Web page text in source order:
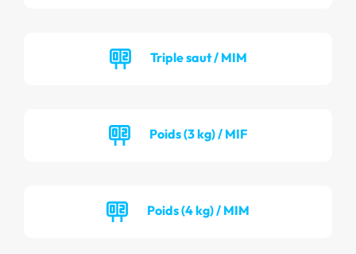
Triple saut / MIM
Poids (3 kg) / MIF
Poids (4 kg) / MIM